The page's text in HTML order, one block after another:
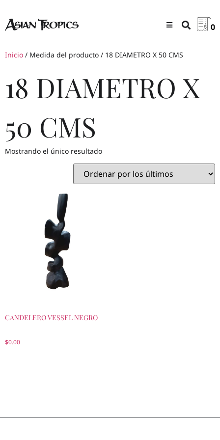
0
Inicio / Medida del producto / 18 DIAMETRO X 50 CMS
18 DIAMETRO X
50 CMS
Mostrando el único resultado
CANDELERO VESSEL NEGRO
$0.00